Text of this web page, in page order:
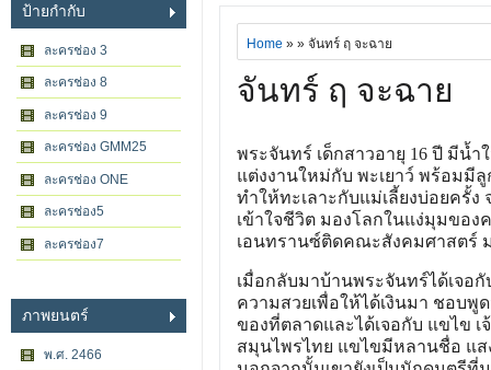
ป้ายกำกับ
ละครช่อง 3
ละครช่อง 8
ละครช่อง 9
ละครช่อง GMM25
ละครช่อง ONE
ละครช่อง5
ละครช่อง7
ภาพยนตร์
พ.ศ. 2466
Home » » จันทร์ ฤ จะฉาย
จันทร์ ฤ จะฉาย
พระจันทร์ เด็กสาวอายุ 16 ปี มีน้
แต่งงานใหม่กับ พะเยาว์ พร้อมมี
ทำให้ทะเลาะกับแม่เลี้ยงบ่อยครั้
เข้าใจชีวิต มองโลกในแง่มุมขอ
เอนทรานซ์ติดคณะสังคมศาสตร์
เมื่อกลับมาบ้านพระจันทร์ได้เจอกั
ความสวยเพื่อให้ได้เงินมา ชอบพู
ของที่ตลาดและได้เจอกับ แขไข
สมุนไพรไทย แขไขมีหลานชื่อ แส